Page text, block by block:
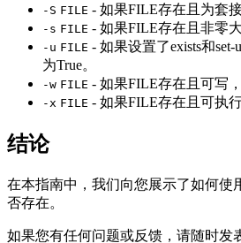
-S FILE - 如果FILE存在且为套接
-s FILE - 如果FILE存在且非零大
-u FILE - 如果设置了exists和set-
为True。
-w FILE - 如果FILE存在且可写，
-x FILE - 如果FILE存在且可执行
结论
在本指南中，我们向您展示了如何使
否存在。
如果您有任何问题或反馈，请随时发